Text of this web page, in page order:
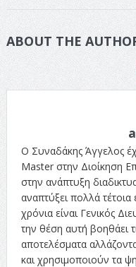
ABOUT THE
Ο Συναδάκης Άγγελος
Master στην Διοίκηση
στην ανάπτυξη
αναπτύξει πολλά
χρόνια είναι Γενικός
την θέση αυτή βοηθάει
αποτελέσματα
και χρησιμοποιούν τα